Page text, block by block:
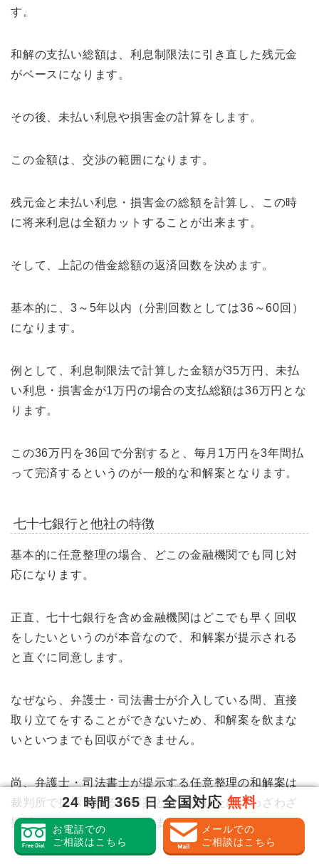
す。
和解の支払い総額は、利息制限法に引き直した残元金
がベースになります。
その後、未払い利息や損害金の計算をします。
この金額は、交渉の範囲になります。
残元金と未払い利息・損害金の総額を計算し、この時
に将来利息は全額カットすることが出来ます。
そして、上記の借金総額の返済回数を決めます。
基本的に、3～5年以内（分割回数としては36～60回）
になります。
例として、利息制限法で計算した金額が35万円、未払
い利息・損害金が1万円の場合の支払総額は36万円とな
ります。
この36万円を36回で分割すると、毎月1万円を3年間払
って完済するというのが一般的な和解案となります。
七十七銀行と他社の特徴
基本的に任意整理の場合、どこの金融機関でも同じ対
応になります。
正直、七十七銀行を含め金融機関はどこでも早く回収
をしたいというのが本音なので、和解案が提示される
と直ぐに同意します。
なぜなら、弁護士・司法書士が介入している間、直接
取り立てをすることができないため、和解案を飲まな
いといつまでも回収ができません。
尚、弁護士・司法書士が提示する任意整理の和解案は
裁判所で提示される和解案とほぼ同じため、わざわざ
提訴してくることはあり得ません。
24時間365日全国対応無料
お電話での
ご相談はこちら
メールでの
ご相談はこちら